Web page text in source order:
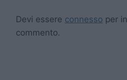
Devi essere connesso per
commento.